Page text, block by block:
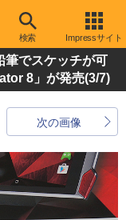
検索 Impressサイト
筆でスケッチが可
8」が発売(3/7)
次の画像